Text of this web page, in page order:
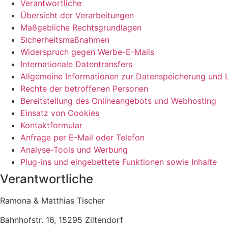
Verantwortliche
Übersicht der Verarbeitungen
Maßgebliche Rechtsgrundlagen
Sicherheitsmaßnahmen
Widerspruch gegen Werbe-E-Mails
Internationale Datentransfers
Allgemeine Informationen zur Datenspeicherung und
Rechte der betroffenen Personen
Bereitstellung des Onlineangebots und Webhosting
Einsatz von Cookies
Kontaktformular
Anfrage per E-Mail oder Telefon
Analyse-Tools und Werbung
Plug-ins und eingebettete Funktionen sowie Inhalte
Verantwortliche
Ramona & Matthias Tischer
Bahnhofstr. 16, 15295 Ziltendorf